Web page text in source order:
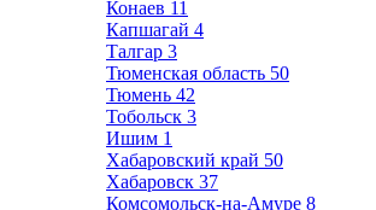
Конаев 11
Капшагай 4
Талгар 3
Тюменская область 50
Тюмень 42
Тобольск 3
Ишим 1
Хабаровский край 50
Хабаровск 37
Комсомольск-на-Амуре 8